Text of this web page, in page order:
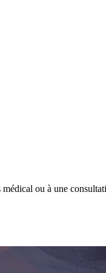
ou à une